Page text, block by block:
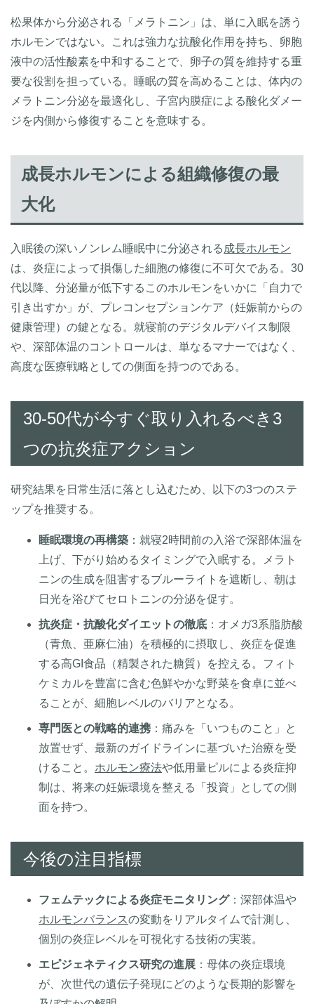
松果体から分泌される「メラトニン」は、単に入眠を誘う
ホルモンではない。これは強力な抗酸化作用を持ち、卵胞
液中の活性酸素を中和することで、卵子の質を維持する重
要な役割を担っている。睡眠の質を高めることは、体内の
メラトニン分泌を最適化し、子宮内膜症による酸化ダメー
ジを内側から修復することを意味する。
成長ホルモンによる組織修復の最
大化
入眠後の深いノンレム睡眠中に分泌される 成長ホルモン
は、炎症によって損傷した細胞の修復に不可欠である。30
代以降、分泌量が低下するこのホルモンをいかに「自力で
引き出すか」が、プレコンセプションケア（妊娠前からの
健康管理）の鍵となる。就寝前のデジタルデバイス制限
や、深部体温のコントロールは、単なるマナーではなく、
高度な医療戦略としての側面を持つのである。
30-50代が今すぐ取り入れるべき3
つの抗炎症アクション
研究結果を日常生活に落とし込むため、以下の3つのステ
ップを推奨する。
睡眠環境の再構築 ：就寝2時間前の入浴で深部体温を
上げ、下がり始めるタイミングで入眠する。メラト
ニンの生成を阻害するブルーライトを遮断し、朝は
日光を浴びてセロトニンの分泌を促す。
抗炎症・抗酸化ダイエットの徹底 ：オメガ3系脂肪酸
（青魚、亜麻仁油）を積極的に摂取し、炎症を促進
する高GI食品（精製された糖質）を控える。フィト
ケミカルを豊富に含む色鮮やかな野菜を食卓に並べ
ることが、細胞レベルのバリアとなる。
専門医との戦略的連携 ：痛みを「いつものこと」と
放置せず、最新のガイドラインに基づいた治療を受
けること。 ホルモン療法や低用量ピルによる炎症抑
制は、将来の妊娠環境を整える「投資」としての側
面を持つ。
今後の注目指標
フェムテックによる炎症モニタリング：深部体温や
ホルモンバランスの変動をリアルタイムで計測し、
個別の炎症レベルを可視化する技術の実装。
エピジェネティクス研究の進展 ：母体の炎症環境
が、次世代の遺伝子発現にどのような長期的影響を